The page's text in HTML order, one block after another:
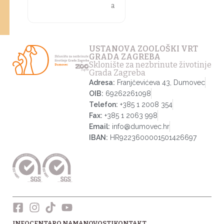
a
USTANOVA ZOOLOŠKI VRT
GRADA ZAGREBA
Sklonište za nezbrinute životinje
Grada Zagreba
Adresa: Franjčevićeva 43, Dumovec
OIB: 69262261098
Telefon: +385 1 2008 354
Fax: +385 1 2063 998
Email: info@dumovec.hr
IBAN: HR9223600001501426697